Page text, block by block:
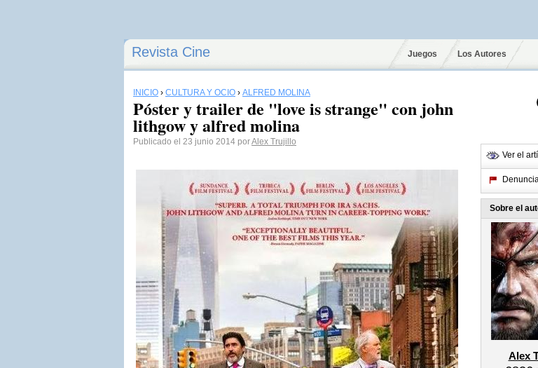
Revista Cine Juegos Los Autores
INICIO › CULTURA Y OCIO › ALFRED MOLINA
Póster y trailer de "love is strange" con john
lithgow y alfred molina
Publicado el 23 junio 2014 porAlex Trujillo
Ver el
Sobre el
Alex